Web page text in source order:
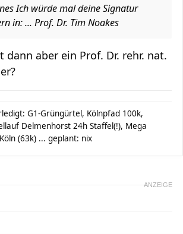
Ich würde mal deine Signatur
in: ... Prof. Dr. Tim Noakes
dann aber ein Prof. Dr. rehr. nat.
G1-Grüngürtel, Kölnpfad 100k,
Delmenhorst 24h Staffel(!), Mega
(63k) ... geplant: nix
ANZEIGE